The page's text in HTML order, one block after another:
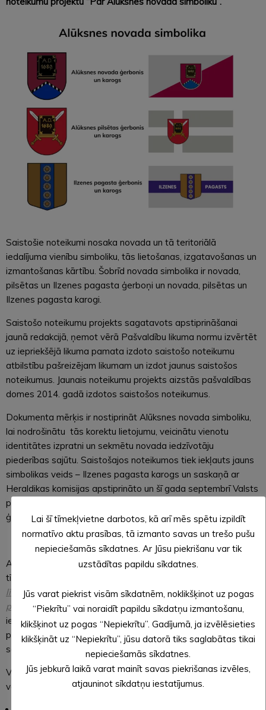
Saistošie noteikumi nosaka novada un tā teritoriālā
iedalījuma vienību simboliku, tās lietošanas, izgatavošanas un
izmantošanas kārtību. Šobrīd novada simbolika ir novada,
pilsētas un Ilzenes pagasta ģerboņi un novada, pilsētas un
Ilzenes pagasta karogi.
Saistošo noteikumu projekts sagatavots apstiprināšanai
jaunā redakcijā, ņemot vērā Pašvaldību likuma normu izvērtēt
uz iepriekšējā likuma pamata izdoto saistošo noteikumu
atbilstību pašreizējam likumam un izdot jaunus saistošos
noteikumus. Jaunais noteikumu projekts aizstās pašvaldības
domes 2014. gadā izdotos saistošos noteikumus.
Dokumenta mērķis ir nostiprināt Alūksnes novada simboliku,
lai nodrošinātu tās korektu lietojumu, veicinātu vienotu
identitātes izpratni un sekmētu novada iedzīvotāju
piederības sajūtu. Saistošajos noteikumos tiek iekļauts jauns
simbolikas veids – Ilzenes pagasta karogs un saskaņā ar
Heraldikas komisijas apstiprināto un šī gada septembrī Valsts
prezidenta parakstīto Alūksnes pilsētas ģerboņa aprakstu,
ģerboņa vairoga krāsa noteikta sarkana.
Ar saistošo noteikumu projektu var iepazīties pašvaldības
tīmekļvietnes
līdzdalība/Viedokļa izteikšana par saistošo noteikumu
projektiem.Savu viedokli par saistošo noteikumu projektiem
iedzīvotāji var izteikt brīvā formā vai izmantojot anketas, kas
pieejamas iepriekš minētajā tīmekļvietneswww.aluksne.lv
sadaļā.
Viedokli par saistošo noteikumu projektiem izziņotajā termiņā
var iesniegt kādā no šiem veidiem:
Lai šī tīmekļvietne darbotos, kā arī mēs spētu izpildīt
normatīvo aktu prasības, tā izmanto savas un trešo pušu
nepieciešamās sīkdatnes. Ar Jūsu piekrišanu var tik
uzstādītas papildu sīkdatnes.
Jūs varat piekrist visām sīkdatnēm, noklikšķinot uz pogas
“Piekrītu” vai noraidīt papildu sīkdatņu izmantošanu,
klikšķinot uz pogas “Nepiekrītu”. Gadījumā, ja izvēlēsieties
klikšķināt uz “Nepiekrītu”, jūsu datorā tiks saglabātas tikai
nepieciešamās sīkdatnes.
Jūs jebkurā laikā varat mainīt savas piekrišanas izvēles,
atjauninot sīkdatņu iestatījumus.